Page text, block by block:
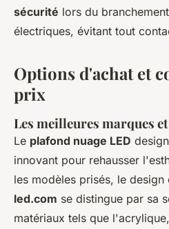
sécurité lors du
électriques, évitant tout
Options d'achat et
prix
Les meilleures marques
Le plafond nuage LED
innovant pour rehausser
les modèles prisés, le design
led.com se distingue par sa
matériaux tels que